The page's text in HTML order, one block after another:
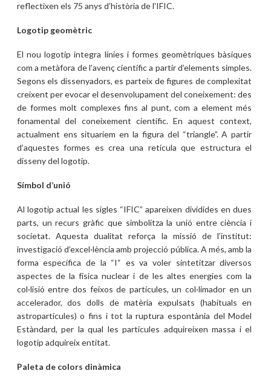
reflectixen els 75 anys d’història de l'IFIC.
Logotip geomètric
El nou logotip integra línies i formes geomètriques bàsiques
com a metàfora de l’avenç científic a partir d’elements simples.
Segons els dissenyadors, es parteix de figures de complexitat
creixent per evocar el desenvolupament del coneixement: des
de formes molt complexes fins al punt, com a element més
fonamental del coneixement científic. En aquest context,
actualment ens situaríem en la figura del “triangle”. A partir
d’aquestes formes es crea una retícula que estructura el
disseny del logotip.
Símbol d’unió
Al logotip actual les sigles “IFIC” apareixen dividides en dues
parts, un recurs gràfic que simbolitza la unió entre ciència i
societat. Aquesta dualitat reforça la missió de l’institut:
investigació d’excel·lència amb projecció pública. A més, amb la
forma específica de la “I“ es va voler sintetitzar diversos
aspectes de la física nuclear i de les altes energies com la
col·lisió entre dos feixos de partícules, un col·limador en un
accelerador, dos dolls de matèria expulsats (habituals en
astropartícules) o fins i tot la ruptura espontània del Model
Estàndard, per la qual les partícules adquireixen massa i el
logotip adquireix entitat.
Paleta de colors dinàmica